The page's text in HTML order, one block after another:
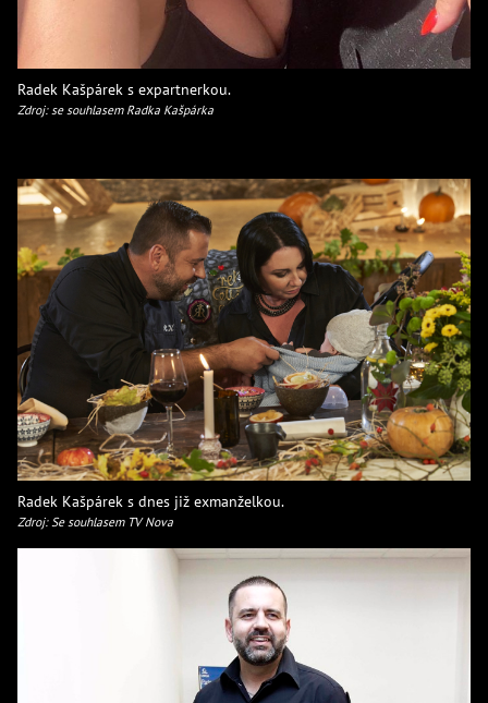
Radek Kašpárek s expartnerkou.
Zdroj: se souhlasem Radka Kašpárka
Radek Kašpárek s dnes již exmanželkou.
Zdroj: Se souhlasem TV Nova